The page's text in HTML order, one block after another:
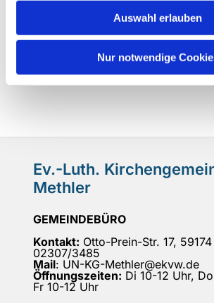
Auswahl erlauben
Nur notwendige
Ev.-Luth.
Methler
GEMEINDEBÜRO
Kontakt: Otto-Prein-Str. 17,
02307/3485
Mail: UN-KG-Methler@ekvw.de
Öffnungszeiten: Di 10-12 Uhr,
Fr 10-12 Uhr